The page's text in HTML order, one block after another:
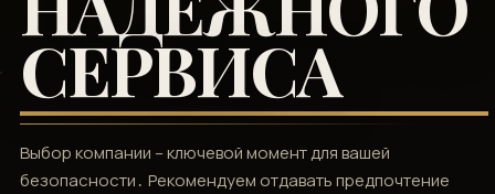
СЕРВИСА
Выбор компании – ключевой момент для вашей
безопасности․ Рекомендуем отдавать предпочтение